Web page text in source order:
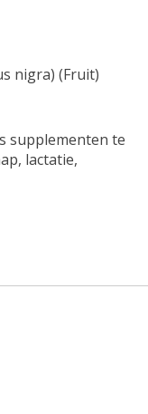
nigra) (Fruit)
supplementen te
lactatie,